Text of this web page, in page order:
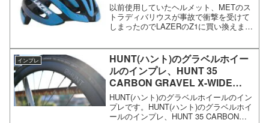
以前使用していたヘルメット、METのス
トラディバリウスが事故で衝撃を受けて
しまったのでLAZERのZ1に買い換えまし
ます。ヘルメット LAZER（レイザー）
Ｚ１のインプレ事故った MET ストラデ
ィバリ...
インプレ
HUNT(ハント)のグラベルホイー
ルのインプレ、HUNT 35
CARBON GRAVEL X-WIDE
WHEELSET
HUNT(ハント)のグラベルホイールのイン
プレです。HUNT(ハント)のグラベルホイ
ールのインプレ、HUNT 35 CARBON